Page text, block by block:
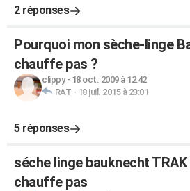
2 réponses
Pourquoi mon sèche-linge
chauffe pas ?
clippy- 18 oct. 2009 à 12:42
RAT - 18 juil. 2015 à 23:01
5 réponses
séche linge bauknecht TRAK
chauffe pas